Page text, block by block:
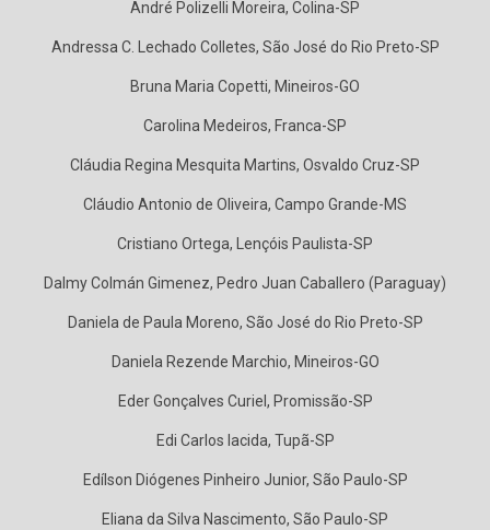
André Polizelli Moreira, Colina-SP
Andressa C. Lechado Colletes, São José do Rio Preto-SP
Bruna Maria Copetti, Mineiros-GO
Carolina Medeiros, Franca-SP
Cláudia Regina Mesquita Martins, Osvaldo Cruz-SP
Cláudio Antonio de Oliveira, Campo Grande-MS
Cristiano Ortega, Lençóis Paulista-SP
Dalmy Colmán Gimenez, Pedro Juan Caballero (Paraguay)
Daniela de Paula Moreno, São José do Rio Preto-SP
Daniela Rezende Marchio, Mineiros-GO
Eder Gonçalves Curiel, Promissão-SP
Edi Carlos Iacida, Tupã-SP
Edílson Diógenes Pinheiro Junior, São Paulo-SP
Eliana da Silva Nascimento, São Paulo-SP